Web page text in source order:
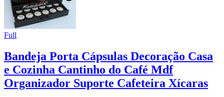
Full
Bandeja Porta Cápsulas Decoração Casa
e Cozinha Cantinho do Café Mdf
Organizador Suporte Cafeteira Xícaras